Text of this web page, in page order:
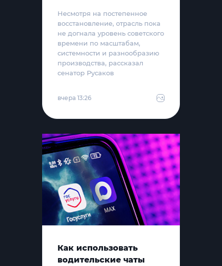
Несмотря на постепенное
восстановление, отрасль пока
не догнала уровень советского
времени по масштабам,
системности и разнообразию
производства, рассказал
сенатор Русаков
вчера 13:26
Как использовать
водительские чаты